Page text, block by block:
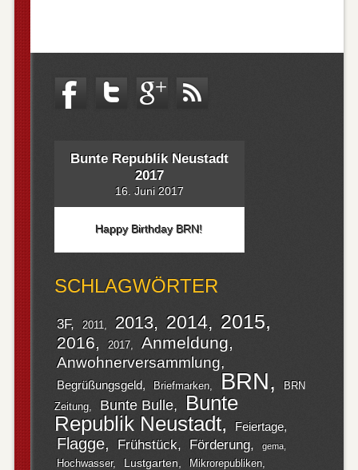
Bunte Republik Neustadt
2017
16. Juni 2017
Happy Birthday BRN!
SCHLAGWÖRTER
3F 2011 2013 2014 2015
2016 2017 Anmeldung
Anwohnerversammlung
Begrüßungsgeld Briefmarken BRN
BRN
Zeitung
Bunte Bulle
Bunte
Republik Neustadt
Feiertage
Flagge Frühstück Förderung gema
Hochwasser Lustgarten
Mikrorepubliken